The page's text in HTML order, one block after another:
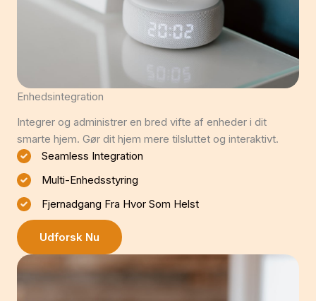
Enhedsintegration
Integrer og administrer en bred vifte af enheder i dit
smarte hjem. Gør dit hjem mere tilsluttet og interaktivt.
Seamless Integration
Multi-Enhedsstyring
Fjernadgang Fra Hvor Som Helst
Udforsk Nu